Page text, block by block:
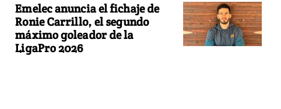
Emelec anuncia el fichaje de
Ronie Carrillo, el segundo
máximo goleador de la
LigaPro 2026